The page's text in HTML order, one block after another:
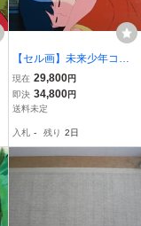
【セル画】未来少年コナ
ン セル画 宮崎駿 コ
ピー背景付き コナン ラ
ナ
現在 29,800円
即決 34,800円
送料未定
入札 - 残り 2日